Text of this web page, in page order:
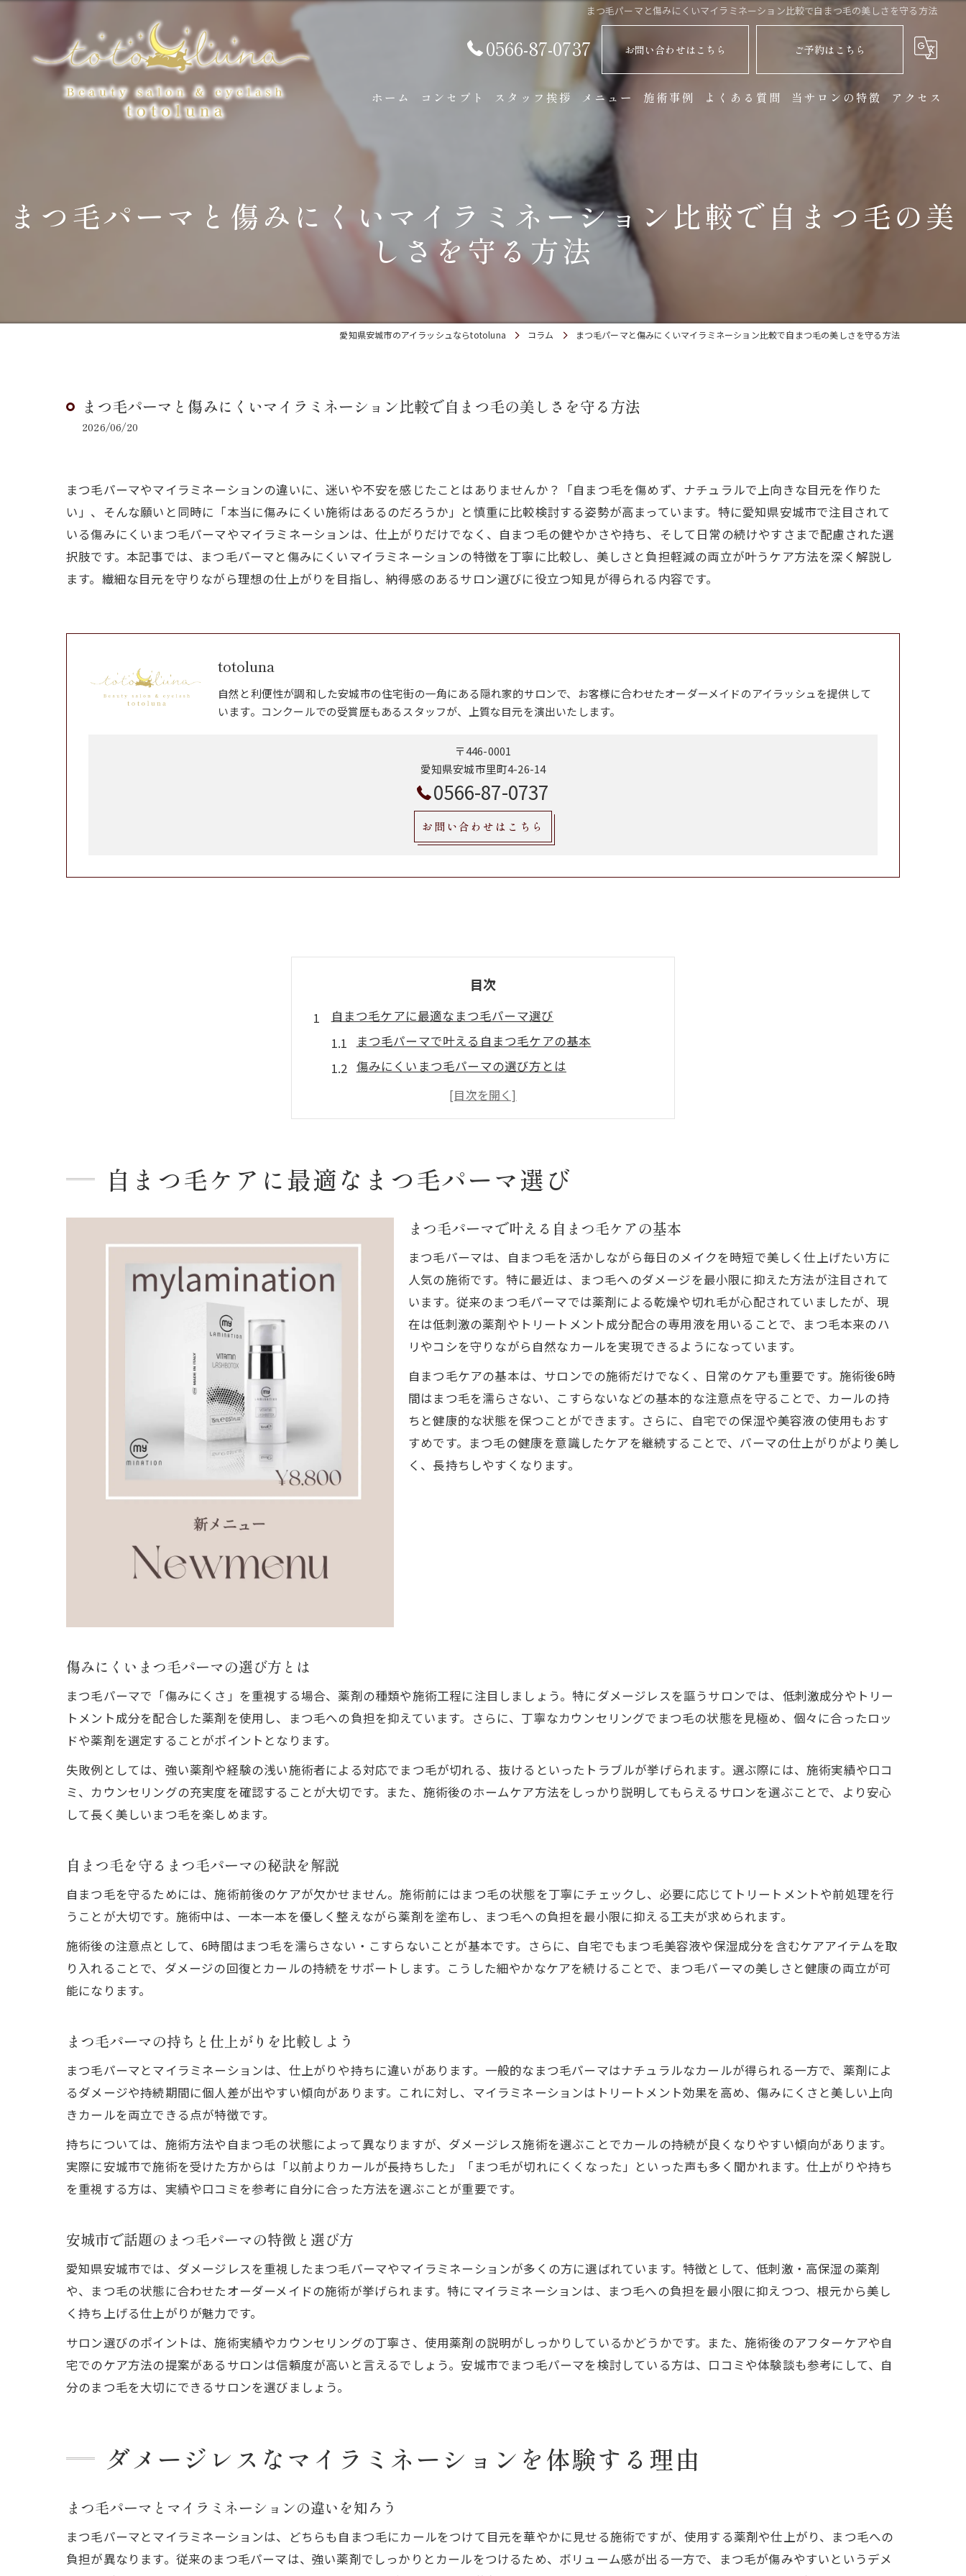
まつ毛パーマと傷みにくいマイラミネーション比較で自まつ毛の美しさを守る方法
0566-87-0737 お問い合わせはこちら ご予約はこちら
ホーム コンセプト スタッフ挨拶 メニュー 施術事例 よくある質問 当サロンの特徴
ヘッドスパ
アクセス
まつ毛パーマと傷みにくいマイラミネーション比較で自まつ毛の美
しさを守る方法
愛知県安城市のアイラッシュならtotoluna コラム まつ毛パーマと傷みにくいマイラミネーション比較で自まつ毛の美しさを守る方法
まつ毛パーマと傷みにくいマイラミネーション比較で自まつ毛の美しさを守る方法
2026/06/20
まつ毛パーマやマイラミネーションの違いに、迷いや不安を感じたことはありませんか？「自まつ毛を傷めず、ナチュラルで上向きな目元を作りた
い」、そんな願いと同時に「本当に傷みにくい施術はあるのだろうか」と慎重に比較検討する姿勢が高まっています。特に愛知県安城市で注目されて
いる傷みにくいまつ毛パーマやマイラミネーションは、仕上がりだけでなく、自まつ毛の健やかさや持ち、そして日常の続けやすさまで配慮された選
択肢です。本記事では、まつ毛パーマと傷みにくいマイラミネーションの特徴を丁寧に比較し、美しさと負担軽減の両立が叶うケア方法を深く解説し
ます。繊細な目元を守りながら理想の仕上がりを目指し、納得感のあるサロン選びに役立つ知見が得られる内容です。
totoluna
自然と利便性が調和した安城市の住宅街の一角にある隠れ家的サロンで、お客様に合わせたオーダーメイドのアイラッシュを提供して
います。コンクールでの受賞歴もあるスタッフが、上質な目元を演出いたします。
〒446-0001
愛知県安城市里町4-26-14
0566-87-0737
お問い合わせはこちら
目次
自まつ毛ケアに最適なまつ毛パーマ選び
まつ毛パーマで叶える自まつ毛ケアの基本
傷みにくいまつ毛パーマの選び方とは
自まつ毛を守るまつ毛パーマの秘訣を解説
まつ毛パーマの持ちと仕上がりを比較しよう
ダメージレスなマイラミネーションを体験する理由
まつ毛パーマとマイラミネーションの違いを知ろう
傷みにくいマイラミネーションのメリット紹介
ダメージレス施術で自然な目元を目指す方法
まつ毛パーマと比較したマイラミネーションの持続性
マイラミネーションで自まつ毛の美しさを守る秘訣
自然な仕上がりを叶えるまつ毛パーマの秘訣
まつ毛パーマで自然なカールを実現するコツ
仕上がりを左右するまつ毛パーマの工程とは
まつ毛パーマとマイラミネーションの自然な違い
ナチュラルな目元へ導くまつ毛パーマの選び方
傷みにくいまつ毛パーマで美しい仕上がりを追求
まつ毛への負担を減らす施術方法とは
まつ毛パーマで負担を最小限に抑えるポイント
マイラミネーションのデメリットと注意点
まつ毛パーマ選びで失敗しないためのポイント
理想の目元を目指す傷みにくい選択肢を解説
まつ毛パーマで叶える理想のナチュラル目元
理想の仕上がりに近づくまつ毛ケアの方法
自まつ毛ケアに最適なまつ毛パーマ選び
まつ毛パーマで叶える自まつ毛ケアの基本
まつ毛パーマは、自まつ毛を活かしながら毎日のメイクを時短で美しく仕上げたい方に
人気の施術です。特に最近は、まつ毛へのダメージを最小限に抑えた方法が注目されて
います。従来のまつ毛パーマでは薬剤による乾燥や切れ毛が心配されていましたが、現
在は低刺激の薬剤やトリートメント成分配合の専用液を用いることで、まつ毛本来のハ
リやコシを守りながら自然なカールを実現できるようになっています。
自まつ毛ケアの基本は、サロンでの施術だけでなく、日常のケアも重要です。施術後6時
間はまつ毛を濡らさない、こすらないなどの基本的な注意点を守ることで、カールの持
ちと健康的な状態を保つことができます。さらに、自宅での保湿や美容液の使用もおす
すめです。まつ毛の健康を意識したケアを継続することで、パーマの仕上がりがより美し
く、長持ちしやすくなります。
傷みにくいまつ毛パーマの選び方とは
まつ毛パーマで「傷みにくさ」を重視する場合、薬剤の種類や施術工程に注目しましょう。特にダメージレスを謳うサロンでは、低刺激成分やトリー
トメント成分を配合した薬剤を使用し、まつ毛への負担を抑えています。さらに、丁寧なカウンセリングでまつ毛の状態を見極め、個々に合ったロッ
ドや薬剤を選定することがポイントとなります。
失敗例としては、強い薬剤や経験の浅い施術者による対応でまつ毛が切れる、抜けるといったトラブルが挙げられます。選ぶ際には、施術実績や口コ
ミ、カウンセリングの充実度を確認することが大切です。また、施術後のホームケア方法をしっかり説明してもらえるサロンを選ぶことで、より安心
して長く美しいまつ毛を楽しめます。
自まつ毛を守るまつ毛パーマの秘訣を解説
自まつ毛を守るためには、施術前後のケアが欠かせません。施術前にはまつ毛の状態を丁寧にチェックし、必要に応じてトリートメントや前処理を行
うことが大切です。施術中は、一本一本を優しく整えながら薬剤を塗布し、まつ毛への負担を最小限に抑える工夫が求められます。
施術後の注意点として、6時間はまつ毛を濡らさない・こすらないことが基本です。さらに、自宅でもまつ毛美容液や保湿成分を含むケアアイテムを取
り入れることで、ダメージの回復とカールの持続をサポートします。こうした細やかなケアを続けることで、まつ毛パーマの美しさと健康の両立が可
能になります。
まつ毛パーマの持ちと仕上がりを比較しよう
まつ毛パーマとマイラミネーションは、仕上がりや持ちに違いがあります。一般的なまつ毛パーマはナチュラルなカールが得られる一方で、薬剤によ
るダメージや持続期間に個人差が出やすい傾向があります。これに対し、マイラミネーションはトリートメント効果を高め、傷みにくさと美しい上向
きカールを両立できる点が特徴です。
持ちについては、施術方法や自まつ毛の状態によって異なりますが、ダメージレス施術を選ぶことでカールの持続が良くなりやすい傾向があります。
実際に安城市で施術を受けた方からは「以前よりカールが長持ちした」「まつ毛が切れにくくなった」といった声も多く聞かれます。仕上がりや持ち
を重視する方は、実績や口コミを参考に自分に合った方法を選ぶことが重要です。
安城市で話題のまつ毛パーマの特徴と選び方
愛知県安城市では、ダメージレスを重視したまつ毛パーマやマイラミネーションが多くの方に選ばれています。特徴として、低刺激・高保湿の薬剤
や、まつ毛の状態に合わせたオーダーメイドの施術が挙げられます。特にマイラミネーションは、まつ毛への負担を最小限に抑えつつ、根元から美し
く持ち上げる仕上がりが魅力です。
サロン選びのポイントは、施術実績やカウンセリングの丁寧さ、使用薬剤の説明がしっかりしているかどうかです。また、施術後のアフターケアや自
宅でのケア方法の提案があるサロンは信頼度が高いと言えるでしょう。安城市でまつ毛パーマを検討している方は、口コミや体験談も参考にして、自
分のまつ毛を大切にできるサロンを選びましょう。
ダメージレスなマイラミネーションを体験する理由
まつ毛パーマとマイラミネーションの違いを知ろう
まつ毛パーマとマイラミネーションは、どちらも自まつ毛にカールをつけて目元を華やかに見せる施術ですが、使用する薬剤や仕上がり、まつ毛への
負担が異なります。従来のまつ毛パーマは、強い薬剤でしっかりとカールをつけるため、ボリューム感が出る一方で、まつ毛が傷みやすいというデメ